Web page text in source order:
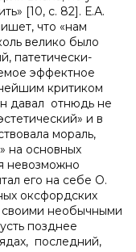
[10, c. 82]. Е.А.
что «нам
велико было
патетически-
эффектное
критиком
давал отнюдь не
и в
мораль,
на основных
невозможно
его на себе О.
оксфордских
своими необычными
позднее
последний,